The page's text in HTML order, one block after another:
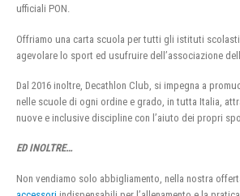
ufficiali PON.
Offriamo una carta scuola per tutti gli istituti
agevolare lo sport ed usufruire dell’associazione
Dal 2016 inoltre, Decathlon Club, si impegna a
nelle scuole di ogni ordine e grado, in tutta Italia,
nuove e inclusive discipline con l’aiuto dei propri
ED INOLTRE…
Non vendiamo solo abbigliamento, nella nostra